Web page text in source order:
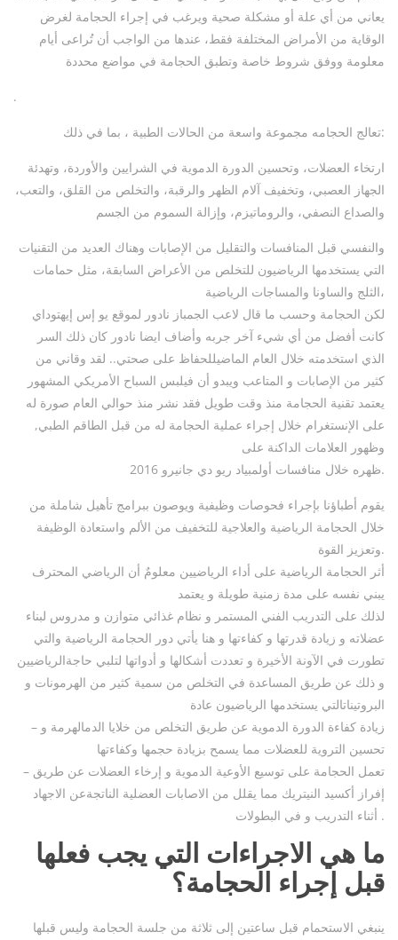
يعاني من أي علة أو مشكلة صحية ويرغب في إجراء الحجامة لغرض
الوقاية من الأمراض المختلفة فقط، عندها من الواجب أن تُراعى أيام
معلومة ووفق شروط خاصة وتطبق الحجامة في مواضع محددة
.
تعالج الحجامه مجموعة واسعة من الحالات الطبية ، بما في ذلك:
ارتخاء العضلات، وتحسين الدورة الدموية في الشرايين والأوردة، وتهدئة
الجهاز العصبي، وتخفيف آلام الظهر والرقبة، والتخلص من القلق، والتعب،
والصداع النصفي، والروماتيزم، وإزالة السموم من الجسم
والنفسي قبل المنافسات والتقليل من الإصابات وهناك العديد من التقنيات
التي يستخدمها الرياضيون للتخلص من الأعراض السابقة، مثل حمامات
الثلج والساونا والمساجات الرياضية،
لكن الحجامة وحسب ما قال لاعب الجمباز نادور لموقع يو إس إيهتوداي
كانت أفضل من أي شيء آخر جربه وأضاف ايضا نادور كان ذلك السر
الذي استخدمته خلال العام الماضيللحفاظ على صحتي.. لقد وقاني من
كثير من الإصابات و المتاعب ويبدو أن فيلبس السباح الأمريكي المشهور
يعتمد تقنية الحجامة منذ وقت طويل فقد نشر منذ حوالي العام صورة له
على الإنستغرام خلال إجراء عملية الحجامة له من قبل الطاقم الطبي,
وظهور العلامات الداكنة على
ظهره خلال منافسات أولمبياد ريو دي جانيرو 2016.
يقوم أطباؤنا بإجراء فحوصات وظيفية ويوصون ببرامج تأهيل شاملة من
خلال الحجامة الرياضية والعلاجية للتخفيف من الألم واستعادة الوظيفة
وتعزيز القوة.
أثر الحجامة الرياضية على أداء الرياضيين معلومٌ أن الرياضي المحترف
يبني نفسه على مدة زمنية طويلة و يعتمد
لذلك على التدريب الفني المستمر و نظام غذائي متوازن و مدروس لبناء
عضلاته و زيادة قدرتها و كفاءتها و هنا يأتي دور الحجامة الرياضية والتي
تطورت في الآونة الأخيرة و تعددت أشكالها و أدواتها لتلبي حاجةالرياضيين
و ذلك عن طريق المساعدة في التخلص من سمية كثير من الهرمونات و
البروتيناتالتي يستخدمها الرياضيون عادة
– زيادة كفاءة الدورة الدموية عن طريق التخلص من خلايا الدمالهرمة و
تحسين التروية للعضلات مما يسمح بزيادة حجمها وكفاءتها
– تعمل الحجامة على توسيع الأوعية الدموية و إرخاء العضلات عن طريق
إفراز أكسيد النيتريك مما يقلل من الاصابات العضلية الناتجةعن الاجهاد
أثناء التدريب و في البطولات .
ما هي الاجراءات التي يجب فعلها
قبل إجراء الحجامة؟
ينبغي الاستحمام قبل ساعتين إلى ثلاثة من جلسة الحجامة وليس قبلها